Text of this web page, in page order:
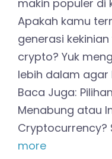
makin populer di
Apakah kamu
generasi
crypto? Yuk
lebih dalam
Baca Juga:
Menabung atau
Cryptocurrency?
more